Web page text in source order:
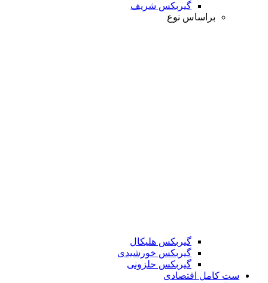
گیربکس شریف
براساس نوع
گیربکس هلیکال
گیربکس خورشیدی
گیربکس حلزونی
ست کامل اقتصادی